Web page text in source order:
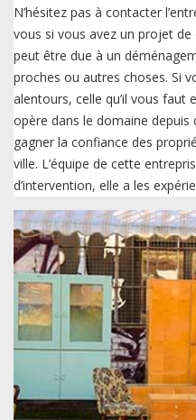
N’hésitez pas à contacter
vous si vous avez un projet
peut être due à un
proches ou autres choses. Si
alentours, celle qu’il vous faut
opère dans le domaine depuis
gagner la confiance des
ville. L’équipe de cette
d’intervention, elle a les